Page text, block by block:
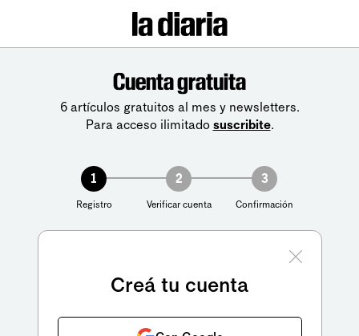
Cuenta gratuita
6 artículos gratuitos al mes y newsletters.
Para acceso ilimitado suscribite.
1
Registro
2
Verificar cuenta
3
Confirmación
Creá tu cuenta